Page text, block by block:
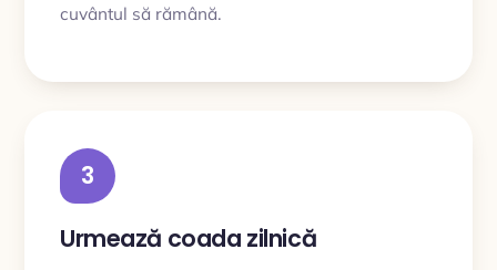
cuvântul să rămână.
3
Urmează coada zilnică